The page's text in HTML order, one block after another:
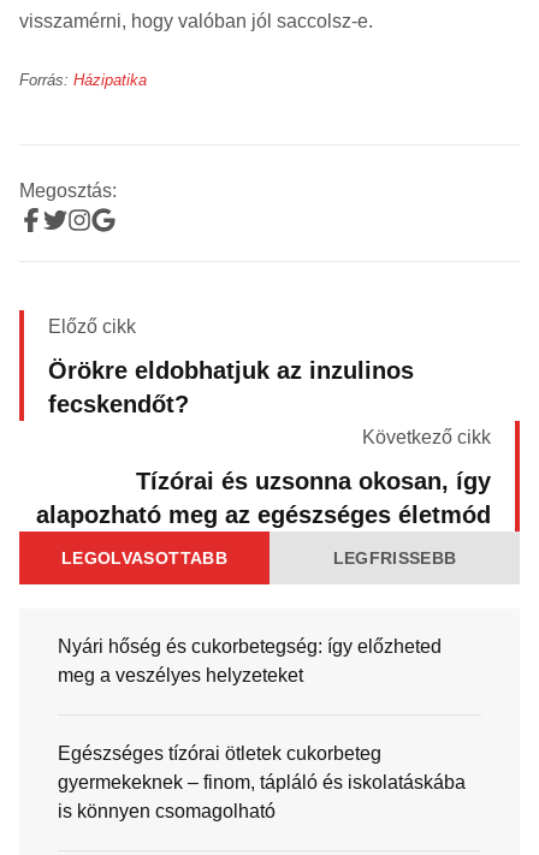
visszamérni, hogy valóban jól saccolsz-e.
Forrás: Házipatika
Megosztás:
Előző cikk
Örökre eldobhatjuk az inzulinos
fecskendőt?
Következő cikk
Tízórai és uzsonna okosan, így
alapozható meg az egészséges életmód
LEGOLVASOTTABB LEGFRISSEBB
Nyári hőség és cukorbetegség: így előzheted
meg a veszélyes helyzeteket
Egészséges tízórai ötletek cukorbeteg
gyermekeknek – finom, tápláló és iskolatáskába
is könnyen csomagolható